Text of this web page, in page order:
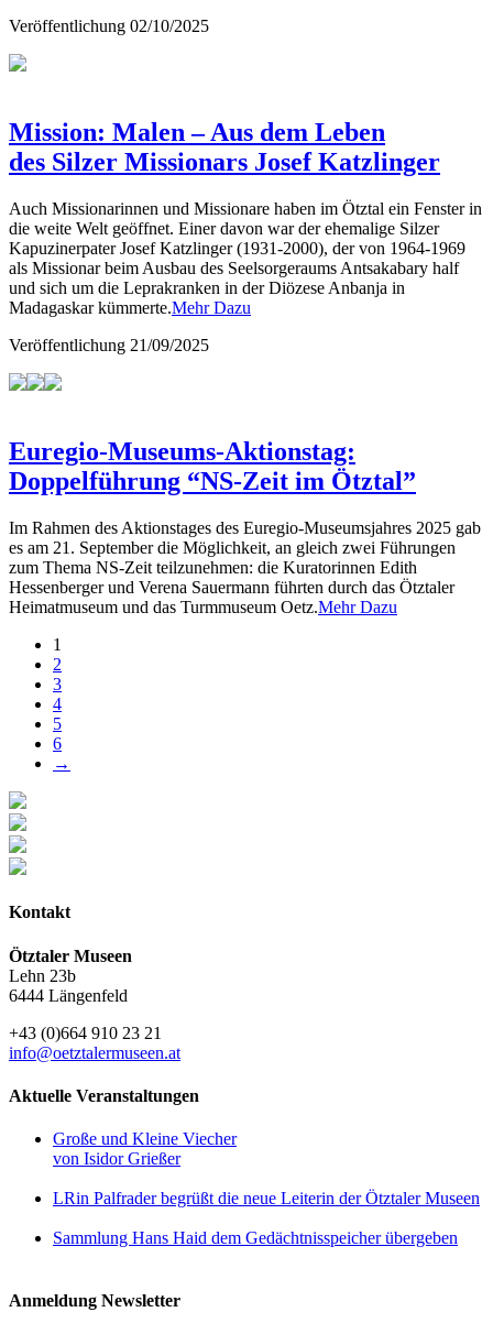
Veröffentlichung 02/10/2025
Mission: Malen – Aus dem Leben
des Silzer Missionars Josef Katzlinger
Auch Missionarinnen und Missionare haben im Ötztal ein Fenster in
die weite Welt geöffnet. Einer davon war der ehemalige Silzer
Kapuzinerpater Josef Katzlinger (1931-2000), der von 1964-1969
als Missionar beim Ausbau des Seelsorgeraums Antsakabary half
und sich um die Leprakranken in der Diözese Anbanja in
Madagaskar kümmerte.Mehr Dazu
Veröffentlichung 21/09/2025
Euregio-Museums-Aktionstag:
Doppelführung “NS-Zeit im Ötztal”
Im Rahmen des Aktionstages des Euregio-Museumsjahres 2025 gab
es am 21. September die Möglichkeit, an gleich zwei Führungen
zum Thema NS-Zeit teilzunehmen: die Kuratorinnen Edith
Hessenberger und Verena Sauermann führten durch das Ötztaler
Heimatmuseum und das Turmmuseum Oetz.Mehr Dazu
1
2
3
4
5
6
→
Kontakt
Ötztaler Museen
Lehn 23b
6444 Längenfeld
+43 (0)664 910 23 21
info@oetztalermuseen.at
Aktuelle Veranstaltungen
Große und Kleine Viecher
von Isidor Grießer
LRin Palfrader begrüßt die neue Leiterin der Ötztaler Museen
Sammlung Hans Haid dem Gedächtnisspeicher übergeben
Anmeldung Newsletter